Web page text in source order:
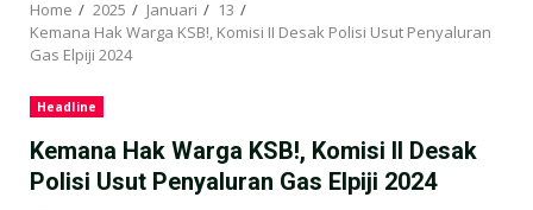
Home 2025 Januari
13
Kemana Hak Warga KSB!, Komisi II Desak Polisi Usut Penyaluran
Gas Elpiji 2024
Headline
Kemana Hak Warga KSB!, Komisi II Desak
Polisi Usut Penyaluran Gas Elpiji 2024